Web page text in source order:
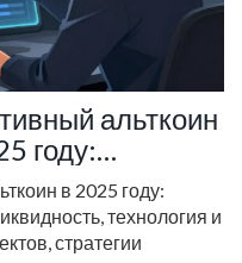
альткоин
году:
и топ-7
в 2025 году:
технология и
стратегии